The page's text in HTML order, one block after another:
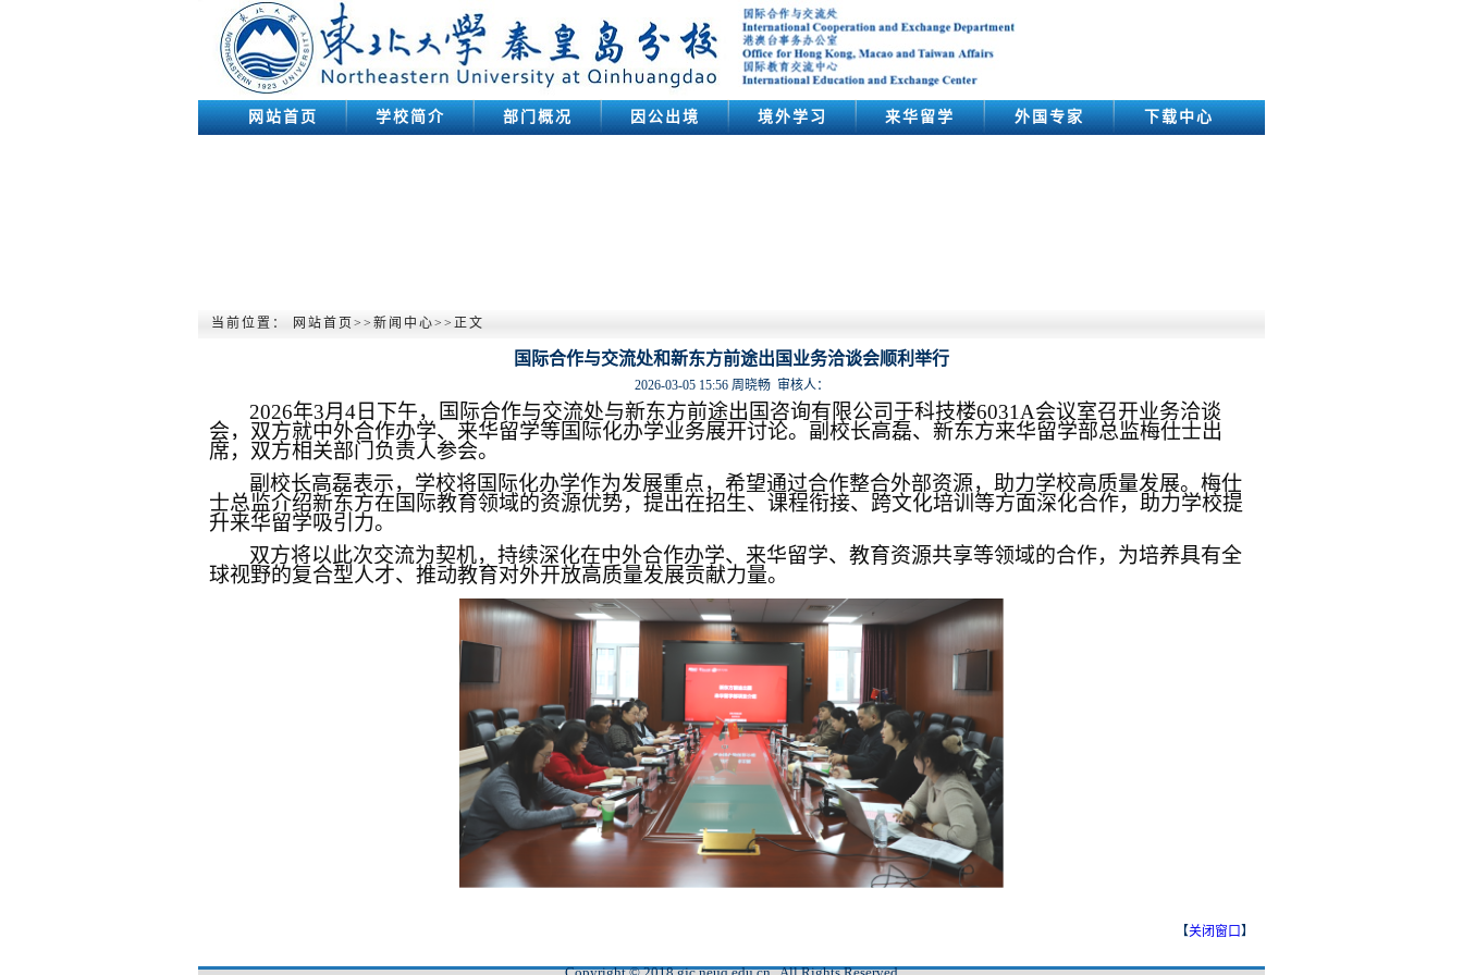
网站首页 学校简介 部门概况 因公出境 境外学习 来华留学 外国专家 下载中心
当前位置： 网站首页 >> 新闻中心>> 正文
国际合作与交流处和新东方前途出国业务洽谈会顺利举行
2026-03-05 15:56 周晓畅 审核人：
2026年3月4日下午， 国际合作与交流处与新东方前途出国咨询有限公司 于科技楼6031A会议室召开业务洽谈
会， 双方就中外合作办学、来华留学等国际化办学业务展开讨论。副校长高磊、新东方来华留学部总监梅仕士出
席，双方相关部门负责人参会。
副校长高磊表示，学校将国际化办学作为发展重点，希望通过合作整合外部资源，助力学校高质量发展。梅仕
士总监介绍新东方在国际教育领域的资源优势，提出在招生、课程衔接、跨文化培训等方面深化合作，助力学校提
升来华留学吸引力。
双方将以此次交流为契机，持续深化在中外合作办学、来华留学、 教育资源共享等领域的合作，为培养具有全
球视野的复合型人才、推动教育对外开放高质量发展贡献力量。
【关闭窗口】